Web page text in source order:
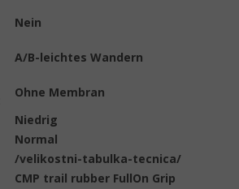
Nein
A/B-leichtes Wandern
Ohne Membran
Niedrig
Normal
/velikostni-tabulka-tecnica/
CMP trail rubber FullOn Grip